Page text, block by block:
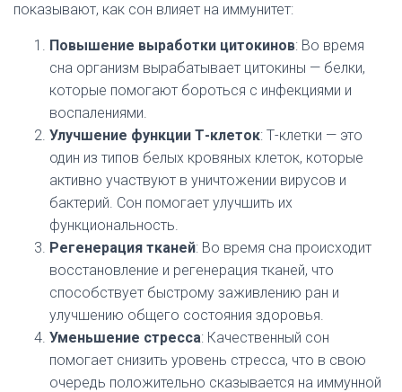
показывают, как сон влияет на иммунитет:
Повышение выработки цитокинов: Во время
сна организм вырабатывает цитокины — белки,
которые помогают бороться с инфекциями и
воспалениями.
Улучшение функции Т-клеток: Т-клетки — это
один из типов белых кровяных клеток, которые
активно участвуют в уничтожении вирусов и
бактерий. Сон помогает улучшить их
функциональность.
Регенерация тканей: Во время сна происходит
восстановление и регенерация тканей, что
способствует быстрому заживлению ран и
улучшению общего состояния здоровья.
Уменьшение стресса: Качественный сон
помогает снизить уровень стресса, что в свою
очередь положительно сказывается на иммунной